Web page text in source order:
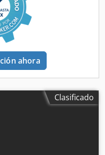
ahora
Clasificado